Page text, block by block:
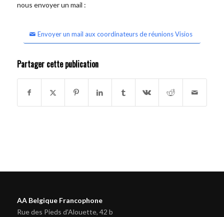
nous envoyer un mail :
Envoyer un mail aux coordinateurs de réunions Visios
Partager cette publication
AA Belgique Francophone
Rue des Pieds d'Alouette, 42 b